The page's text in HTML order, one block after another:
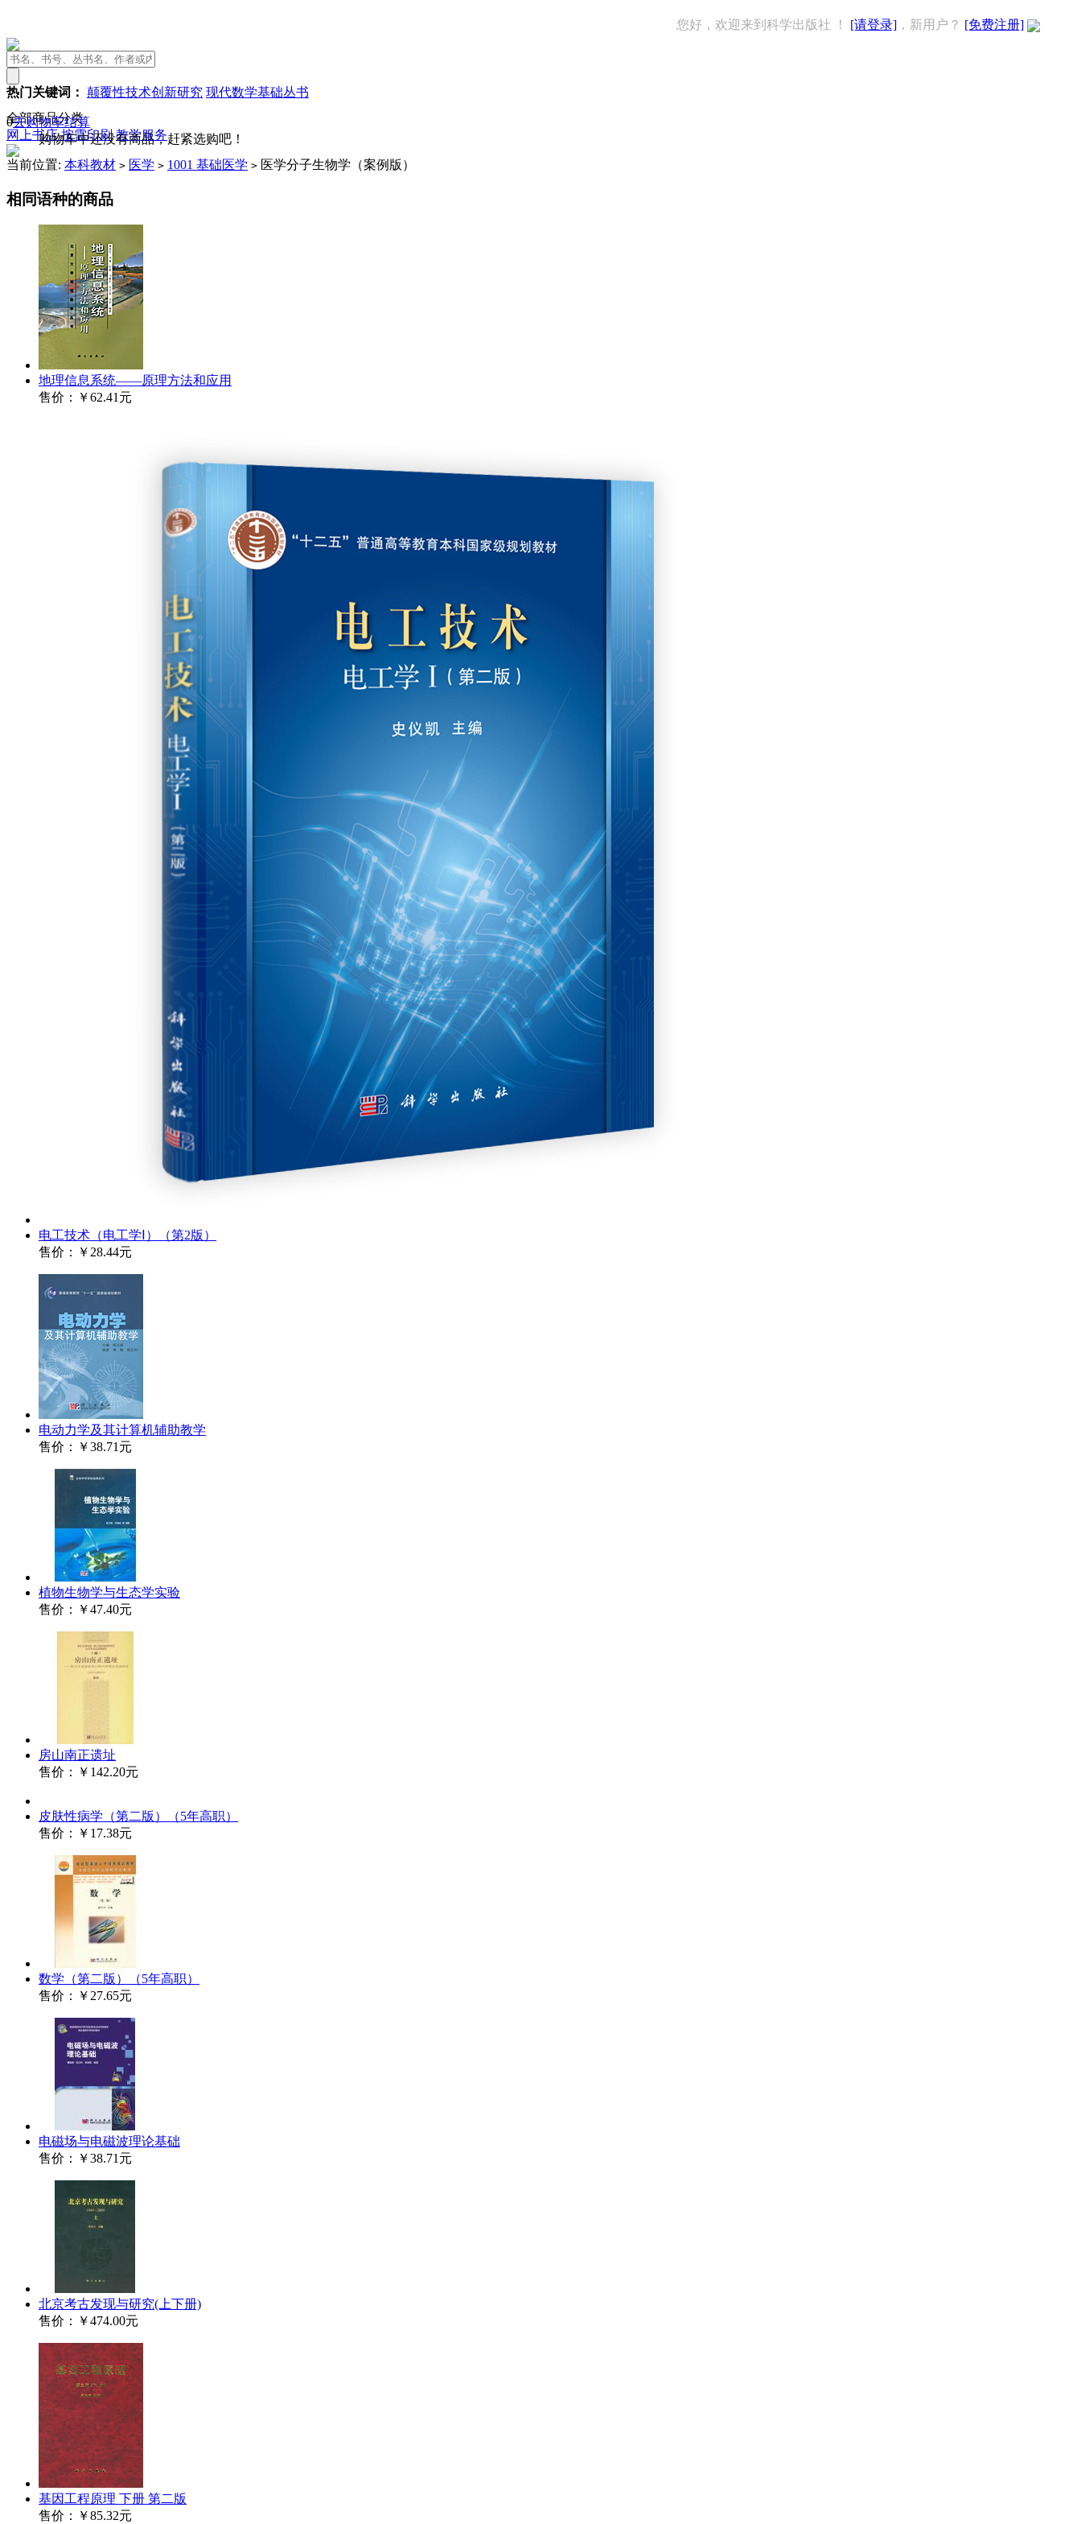
您好，欢迎来到科学出版社 ！ [请登录] ，新用户？ [免费注册]
热门关键词： 颠覆性技术创新研究 现代数学基础丛书
0去购物车结算
购物车中还没有商品，赶紧选购吧！
全部商品分类
网上书店按需印刷 教学服务
当前位置: 本科教材 > 医学 > 1001 基础医学 > 医学分子生物学（案例版）
相同语种的商品
地理信息系统——原理方法和应用
售价：
￥62.41元
电工技术（电工学Ⅰ）（第2版）
售价：
￥28.44元
电动力学及其计算机辅助教学
售价：
￥38.71元
植物生物学与生态学实验
售价：
￥47.40元
房山南正遗址
售价：
￥142.20元
皮肤性病学（第二版）（5年高职）
售价：
￥17.38元
数学（第二版）（5年高职）
售价：
￥27.65元
电磁场与电磁波理论基础
售价：
￥38.71元
北京考古发现与研究(上下册)
售价：
￥474.00元
基因工程原理 下册 第二版
售价：
￥85.32元